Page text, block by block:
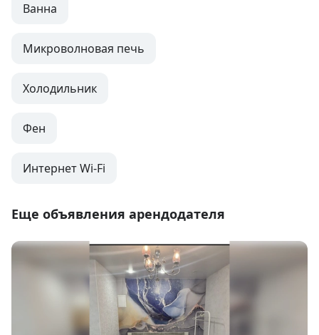
Ванна
Микроволновая печь
Холодильник
Фен
Интернет Wi-Fi
Еще объявления арендодателя